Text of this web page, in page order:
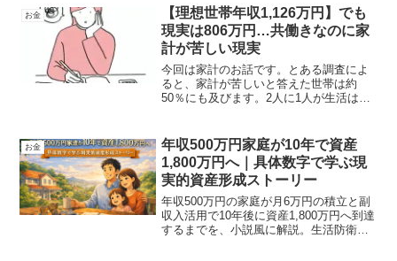
でも老後資金を増やすために参考にして
みてください。
お金
【理想世帯年収1,126万円】でも
現実は806万円…共働きなのに家
計が苦しい現実
今回は家計のお話です。とある調査によ
ると、家計が苦しいと答えた世帯は約
50％にも及びます。2人に1人が生活はで
としないのでしょうか。できないのでし
たらしょうがないですが、やらないのは
違います。そんな家計管理の話について
解説しています。
お金
年収500万円家庭が10年で資産
1,800万円へ｜具体数字で学ぶ現
実的資産形成ストーリー
年収500万円の家庭が月6万円の積立と副
収入活用で10年後に資産1,800万円へ到達
するまでを、小説風に解説。生活防衛資